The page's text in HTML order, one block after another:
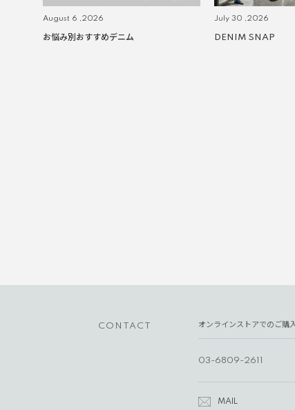
August 6 ,2026
お悩み別おすすめデニム
July 30 ,2026
DENIM SNAP
CONTACT オンラインストアでのご購
03-6809-2611
MAIL